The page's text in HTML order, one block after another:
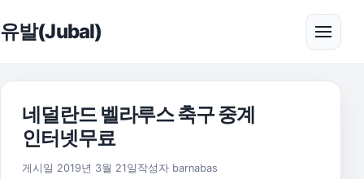
유발(Jubal) 메뉴
네덜란드 벨라루스 축구 중계
인터넷무료
게시일 2019년 3월 21일 2026년 8월 1일
작성자 barnabas